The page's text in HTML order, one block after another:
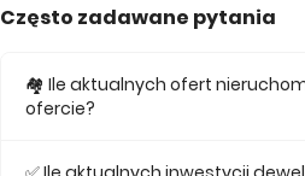
Często zadawane pytania
🏘️ Ile aktualnych ofert
ofercie?